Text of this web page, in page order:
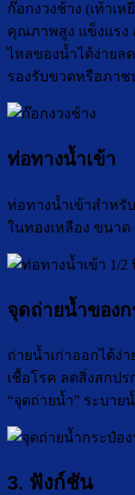
ก๊อกงวงช้าง (เท้าเ
คุณภาพสูง แข็งแรง
ไหลของน้ำได้ง่ายล
รองรับขวดหรือภาช
ท่อทางน้ำเข้า
ท่อทางน้ำเข้าสำหรั
ในทองเหลือง ขนา
จุดถ่ายน้ำของก
ถ่ายน้ำเก่าออกได้ง่
เชื้อโรค ลดสิ่งสกป
“จุดถ่ายน้ำ” ระบาย
3. ฟังก์ชัน